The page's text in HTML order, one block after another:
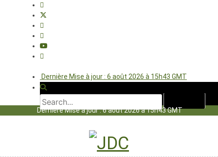
Dernière Mise à jour : 6 août 2026 à 15h43 GMT
Dernière Mise à jour : 6 août 2026 à 15h43 GMT